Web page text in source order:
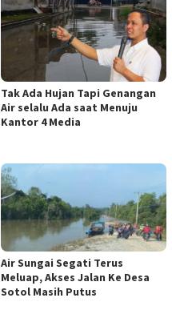
Tak Ada Hujan Tapi Genangan
Air selalu Ada saat Menuju
Kantor 4 Media
Air Sungai Segati Terus
Meluap, Akses Jalan Ke Desa
Sotol Masih Putus